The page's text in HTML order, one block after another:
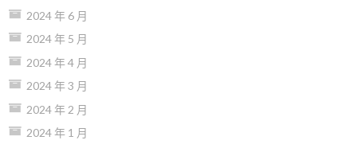
2024 年 6 月
2024 年 5 月
2024 年 4 月
2024 年 3 月
2024 年 2 月
2024 年 1 月